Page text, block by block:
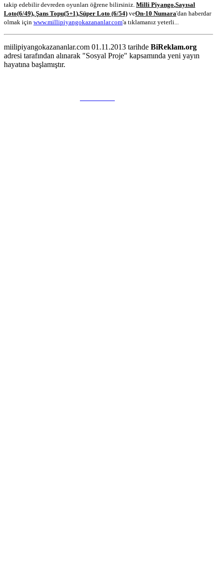
takip edebilir devreden oyunları öğrene bilirsiniz. Milli Piyango,Sayısal
Loto(6/49), Şans Topu(5+1),Süper Loto (6/54) veOn-10 Numara'dan haberdar
olmak için www.millipiyangokazananlar.com'a tıklamanız yeterli...
miilipiyangokazananlar.com 01.11.2013 tarihde BiReklam.org
adresi tarafından alınarak "Sosyal Proje" kapsamında yeni yayın
hayatına başlamıştır.